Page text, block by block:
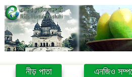
নীড় পাতা
এনজিও